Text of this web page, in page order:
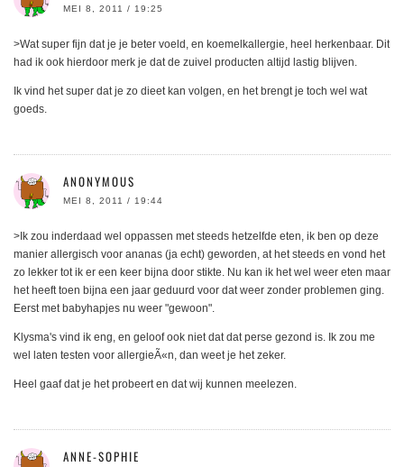
MEI 8, 2011 / 19:25
>Wat super fijn dat je je beter voeld, en koemelkallergie, heel herkenbaar. Dit
had ik ook hierdoor merk je dat de zuivel producten altijd lastig blijven.
Ik vind het super dat je zo dieet kan volgen, en het brengt je toch wel wat
goeds.
ANONYMOUS
MEI 8, 2011 / 19:44
>Ik zou inderdaad wel oppassen met steeds hetzelfde eten, ik ben op deze
manier allergisch voor ananas (ja echt) geworden, at het steeds en vond het
zo lekker tot ik er een keer bijna door stikte. Nu kan ik het wel weer eten maar
het heeft toen bijna een jaar geduurd voor dat weer zonder problemen ging.
Eerst met babyhapjes nu weer "gewoon".
Klysma's vind ik eng, en geloof ook niet dat dat perse gezond is. Ik zou me
wel laten testen voor allergieÃ«n, dan weet je het zeker.
Heel gaaf dat je het probeert en dat wij kunnen meelezen.
ANNE-SOPHIE